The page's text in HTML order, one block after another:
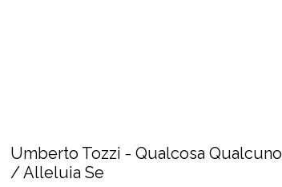
Umberto Tozzi - Qualcosa Qualcuno
/ Alleluia Se